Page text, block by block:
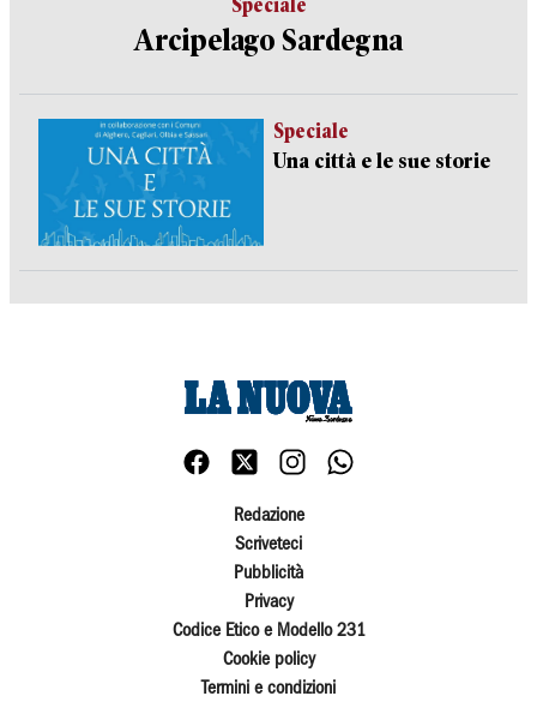
Speciale
Arcipelago Sardegna
Speciale
Una città e le sue storie
Redazione
Scriveteci
Pubblicità
Privacy
Codice Etico e Modello 231
Cookie policy
Termini e condizioni